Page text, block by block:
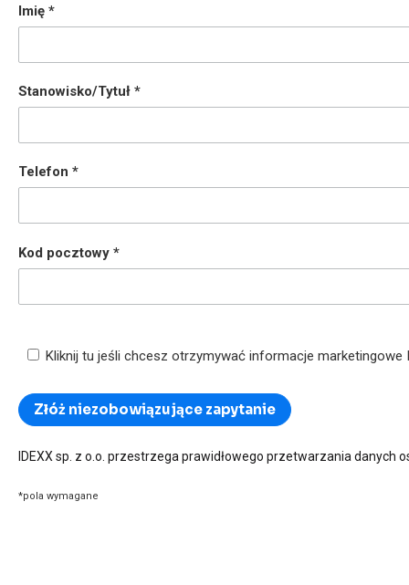
Imię
Stanowisko/Tytuł
Telefon
Kod pocztowy
Kliknij tu jeśli chcesz otrzymywać informacje
IDEXX sp. z o.o. przestrzega prawidłowego przetwarzania danych
*pola wymagane